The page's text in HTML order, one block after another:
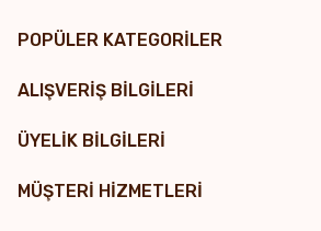
POPÜLER KATEGORİLER
ALIŞVERİŞ BİLGİLERİ
ÜYELİK BİLGİLERİ
MÜŞTERİ HİZMETLERİ